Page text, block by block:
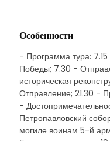
Особенности
- Программа тура:
Победы; 7.30 -
историческая
Отправление; 21.30 -
-
Петропавловский
могиле воинам 5-й